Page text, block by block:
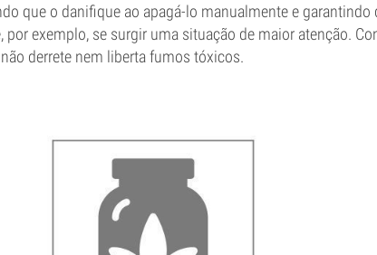
que o danifique ao apagá-lo manualmente e garantindo
por exemplo, se surgir uma situação de maior atenção.
derrete nem liberta fumos tóxicos.